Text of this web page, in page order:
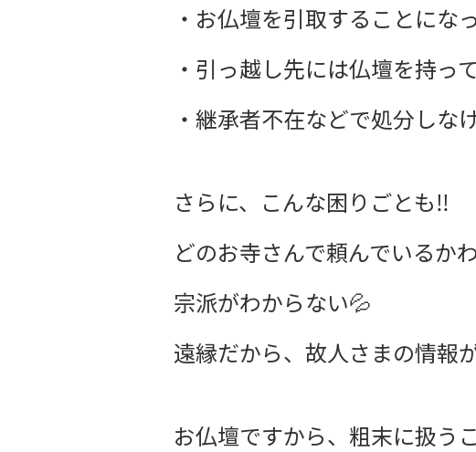
・お仏壇を引取することにな
・引っ越し先には仏壇を持っ
・継承者不在などで処分しな
さらに、こんな困りごとも‼️
どのお寺さんで頼んでいるか
宗派がわからない💦
遠縁だから、故人さまの情報
お仏壇ですから、粗末に扱う